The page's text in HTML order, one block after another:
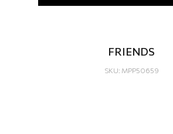
FRIENDS
SKU: MPP50659